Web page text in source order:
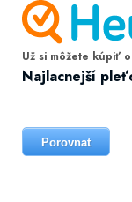
Už si môžete kúpiť
Najlacnejší
Porovnat